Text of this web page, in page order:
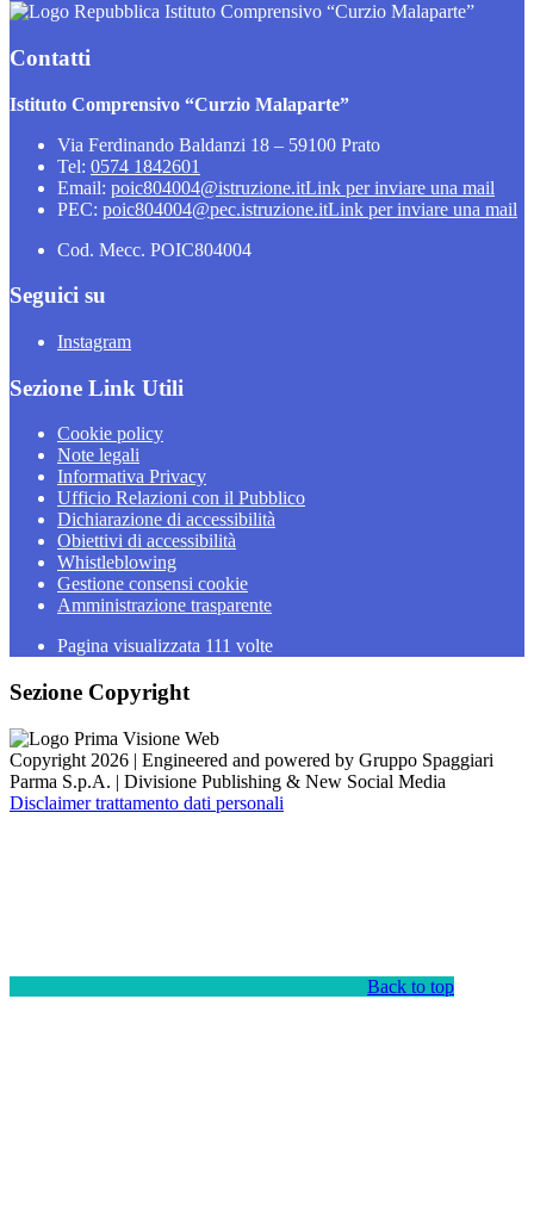
Istituto Comprensivo “Curzio Malaparte”
Contatti
Istituto Comprensivo “Curzio Malaparte”
Via Ferdinando Baldanzi 18 – 59100 Prato
Tel: 0574 1842601
Email: poic804004@istruzione.itLink per inviare una mail
PEC: poic804004@pec.istruzione.itLink per inviare una mail
Cod. Mecc. POIC804004
Seguici su
Instagram
Sezione Link Utili
Cookie policy
Note legali
Informativa Privacy
Ufficio Relazioni con il Pubblico
Dichiarazione di accessibilità
Obiettivi di accessibilità
Whistleblowing
Gestione consensi cookie
Amministrazione trasparente
Pagina visualizzata 111 volte
Sezione Copyright
Copyright 2026 | Engineered and powered by Gruppo Spaggiari
Parma S.p.A. | Divisione Publishing & New Social Media
Disclaimer trattamento dati personali
Back to top